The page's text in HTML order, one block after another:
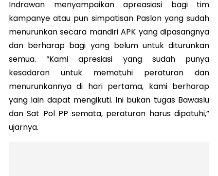
Indrawan menyampaikan apreasiasi bagi tim
kampanye atau pun simpatisan Paslon yang sudah
menurunkan secara mandiri APK yang dipasangnya
dan berharap bagi yang belum untuk diturunkan
semua. “Kami apresiasi yang sudah punya
kesadaran untuk mematuhi peraturan dan
menurunkannya di hari pertama, kami berharap
yang lain dapat mengikuti. Ini bukan tugas Bawaslu
dan Sat Pol PP semata, peraturan harus dipatuhi,”
ujarnya.